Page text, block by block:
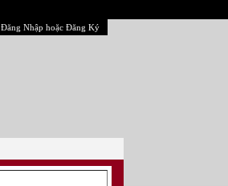
Đăng Nhập hoặc Đăng Ký